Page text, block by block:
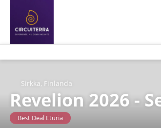
Sirkka, Finlanda
Revelion 2026 -
Best Deal Eturia